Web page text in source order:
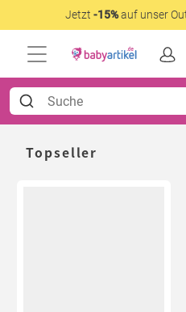
Jetzt -15%auf unser
Topseller